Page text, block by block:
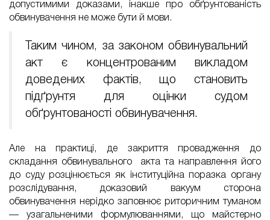
допустимими доказами, інакше про обґрунтованість
обвинувачення не може бути й мови.
Таким чином, за законом обвинувальний
акт є концентрованим викладом
доведених фактів, що становить
підґрунтя для оцінки судом
обґрунтованості обвинувачення.
Але на практиці, де закриття провадження до
складання обвинувального акта та направлення його
до суду розцінюється як інституційна поразка органу
розслідування, доказовий вакуум сторона
обвинувачення нерідко заповнює риторичним туманом
— узагальненими формулюваннями, що майстерно